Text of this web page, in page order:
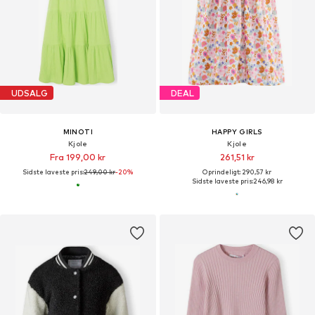
UDSALG
MINOTI
Kjole
Fra 199,00 kr
Sidste laveste pris:249,00 kr-20%
DEAL
HAPPY GIRLS
Kjole
261,51 kr
Oprindeligt: 290,57 kr
Sidste laveste pris:246,98 kr